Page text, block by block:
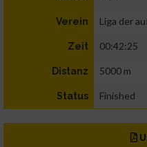
Verein Liga der
Zeit 00:42:25
Distanz 5000 m
Status Finished